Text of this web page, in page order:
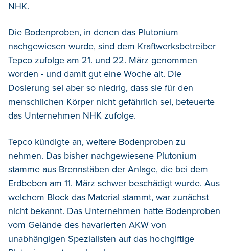
NHK.
Die Bodenproben, in denen das Plutonium
nachgewiesen wurde, sind dem Kraftwerksbetreiber
Tepco zufolge am 21. und 22. März genommen
worden - und damit gut eine Woche alt. Die
Dosierung sei aber so niedrig, dass sie für den
menschlichen Körper nicht gefährlich sei, beteuerte
das Unternehmen NHK zufolge.
Tepco kündigte an, weitere Bodenproben zu
nehmen. Das bisher nachgewiesene Plutonium
stamme aus Brennstäben der Anlage, die bei dem
Erdbeben am 11. März schwer beschädigt wurde. Aus
welchem Block das Material stammt, war zunächst
nicht bekannt. Das Unternehmen hatte Bodenproben
vom Gelände des havarierten AKW von
unabhängigen Spezialisten auf das hochgiftige